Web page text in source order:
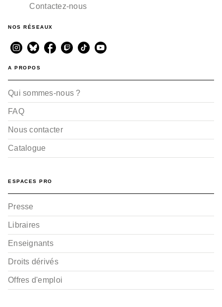
Contactez-nous
NOS RÉSEAUX
A PROPOS
Qui sommes-nous ?
FAQ
Nous contacter
Catalogue
ESPACES PRO
Presse
Libraires
Enseignants
Droits dérivés
Offres d'emploi